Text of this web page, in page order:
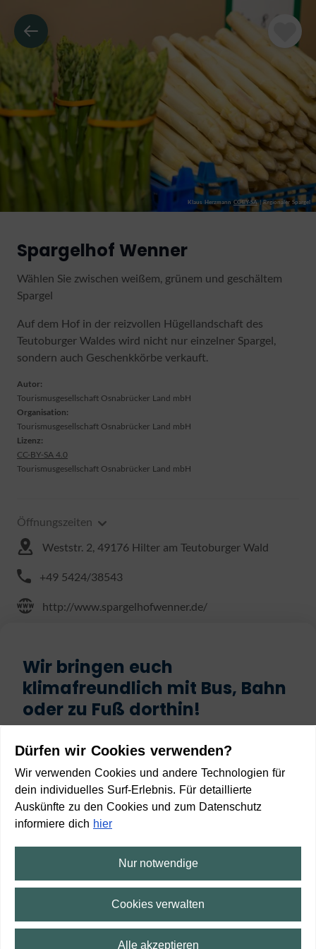
Klaus HerzmannCC-BY-SA |Regionaler Spargel
Spargelhof Wenner
Wählen Sie zwischen weißem, grünem und geschältem
Spargel
Auf dem Hof in der reizvollen Hügellandschaft des
Teutoburger Waldes wird nicht nur einzelner Spargel,
sondern auch Geschenkkörbe verkauft.
Autor:
Tourismusgesellschaft Osnabrücker Land mbH
Organisation:
Tourismusgesellschaft Osnabrücker Land mbH
Lizenz:
CC-BY-SA 4.0
Tourismusgesellschaft Osnabrücker Land mbH
Öffnungszeiten
Weststr. 2, 49176 Hilter am Teutoburger Wald
+49 5424/38543
http://www.spargelhofwenner.de/
Wir bringen euch
klimafreundlich mit Bus, Bahn
oder zu Fuß dorthin!
Start
Anreise planen
Dürfen wir Cookies verwenden?
Wir verwenden Cookies und andere Technologien für
dein individuelles Surf-Erlebnis. Für detaillierte
Auskünfte zu den Cookies und zum Datenschutz
informiere dich hier
Nur notwendige
Cookies verwalten
Alle akzeptieren